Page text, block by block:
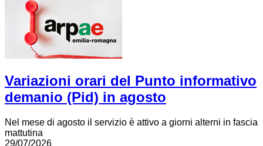
Variazioni orari del Punto informativo
demanio (Pid) in agosto
Nel mese di agosto il servizio è attivo a giorni alterni in fascia
mattutina
29/07/2026